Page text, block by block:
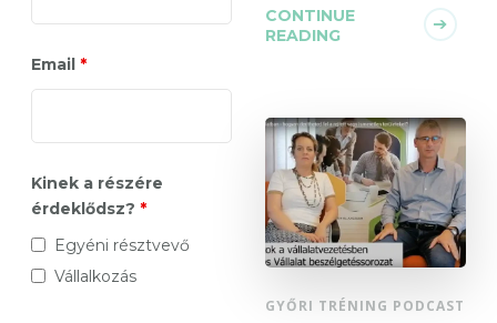
Email *
Kinek a részére
érdeklődsz? *
Egyéni résztvevő
Vállalkozás
CONTINUE
READING
GYŐRI TRÉNING PODCAST